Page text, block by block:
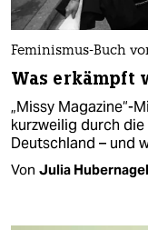
Feminismus-Buch
Was erkämpft
„Missy Magazine“-
kurzweilig durch
Deutschland – und
Von Julia Hubernagel